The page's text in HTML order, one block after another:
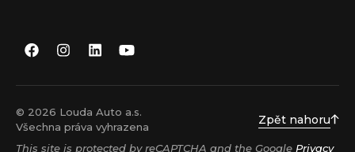
© 2026 Louda Auto a.s.
Všechna práva vyhrazena
Zpět nahoru
This site is protected by reCAPTCHA and the Google Privacy